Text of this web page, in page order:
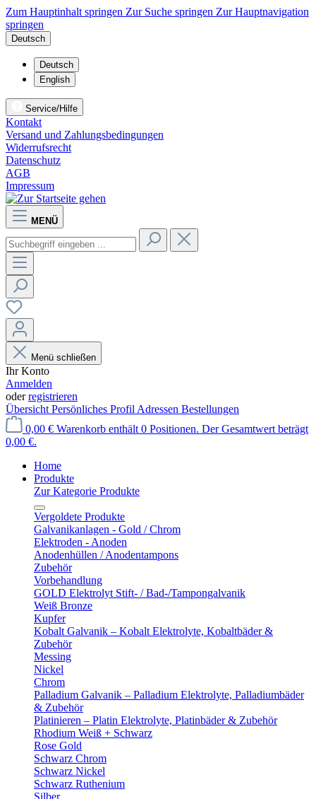
Zum Hauptinhalt springen Zur Suche springen Zur Hauptnavigation
springen
Deutsch
Deutsch
English
Service/Hilfe
Kontakt
Versand und Zahlungsbedingungen
Widerrufsrecht
Datenschutz
AGB
Impressum
MENÜ
Menü schließen
Ihr Konto
Anmelden
oderregistrieren
Übersicht Persönliches Profil Adressen Bestellungen
0,00 € Warenkorb enthält 0 Positionen. Der Gesamtwert beträgt
0,00 €.
Home
Produkte
Zur Kategorie Produkte
Vergoldete Produkte
Galvanikanlagen - Gold / Chrom
Elektroden - Anoden
Anodenhüllen / Anodentampons
Zubehör
Vorbehandlung
GOLD Elektrolyt Stift- / Bad-/Tampongalvanik
Weiß Bronze
Kupfer
Kobalt Galvanik – Kobalt Elektrolyte, Kobaltbäder &
Zubehör
Messing
Nickel
Chrom
Palladium Galvanik – Palladium Elektrolyte, Palladiumbäder
& Zubehör
Platinieren – Platin Elektrolyte, Platinbäder & Zubehör
Rhodium Weiß + Schwarz
Rose Gold
Schwarz Chrom
Schwarz Nickel
Schwarz Ruthenium
Silber